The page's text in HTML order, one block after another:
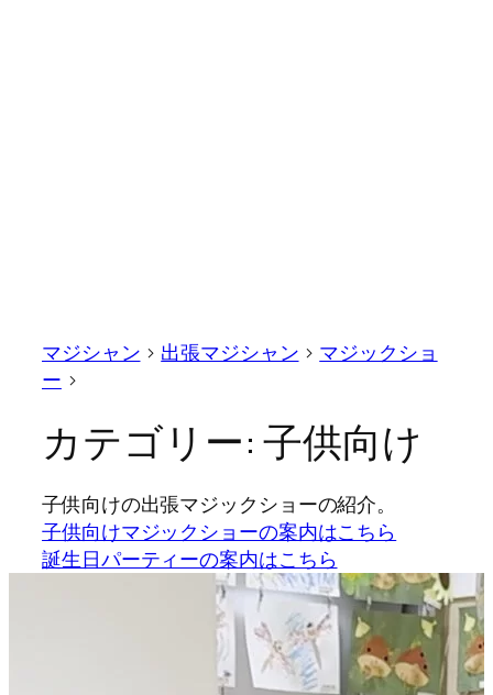
マジシャン > 出張マジシャン > マジックショ
ー >
カテゴリー:子供向け
子供向けの出張マジックショーの紹介。
子供向けマジックショーの案内はこちら
誕生日パーティーの案内はこちら